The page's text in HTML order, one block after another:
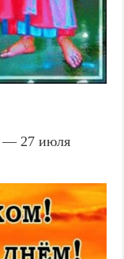
— 27 июля